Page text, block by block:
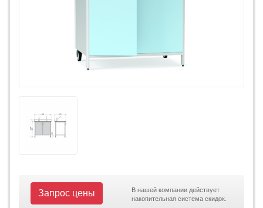
Запрос цены
В нашей компании действует
накопительная система скидок.